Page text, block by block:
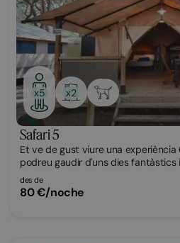
x5 x2
Safari 5
Et ve de gust viure una experiència
podreu gaudir d'uns dies fantàstics
des de
80 €/noche